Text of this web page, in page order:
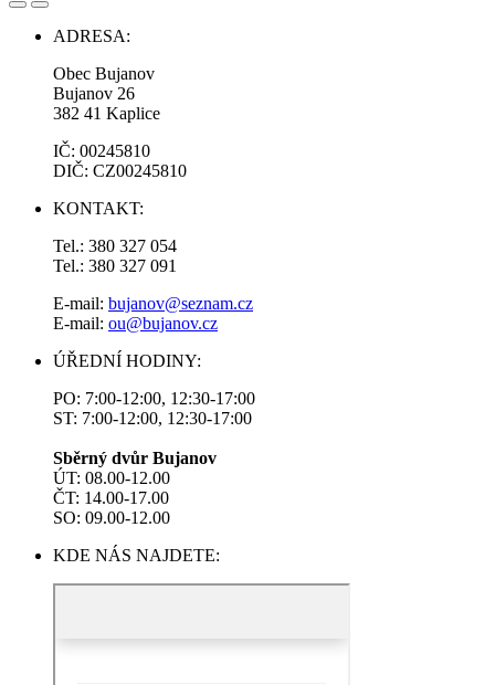
ADRESA:
Obec Bujanov
Bujanov 26
382 41 Kaplice
IČ: 00245810
DIČ: CZ00245810
KONTAKT:
Tel.: 380 327 054
Tel.: 380 327 091
E-mail: bujanov@seznam.cz
E-mail: ou@bujanov.cz
ÚŘEDNÍ HODINY:
PO: 7:00-12:00, 12:30-17:00
ST: 7:00-12:00, 12:30-17:00
Sběrný dvůr Bujanov
ÚT: 08.00-12.00
ČT: 14.00-17.00
SO: 09.00-12.00
KDE NÁS NAJDETE: